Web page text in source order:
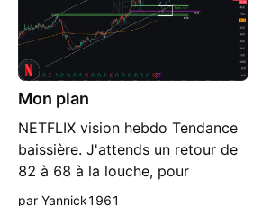
Mon plan
NETFLIX vision hebdo Tendance
baissière. J'attends un retour de
82 à 68 à la louche, pour
envisager un éventuel rebond. –
par Yannick1961